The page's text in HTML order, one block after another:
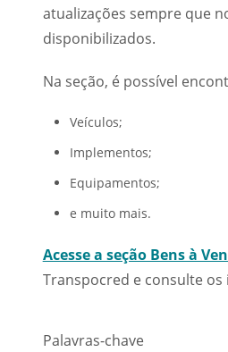
atualizações sempre que
disponibilizados.
Na seção, é possível
Veículos;
Implementos;
Equipamentos;
e muito mais.
Acesse a seção Bens à
Transpocred e consulte os
Palavras-chave